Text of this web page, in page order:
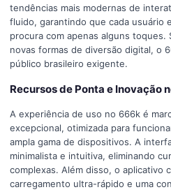
tendências mais modernas de
fluido, garantindo que cada usuário
procura com apenas alguns toques.
novas formas de diversão digital, o
público brasileiro exigente.
Recursos de Ponta e Inovação
A experiência de uso no 666k é
excepcional, otimizada para
ampla gama de dispositivos. A
minimalista e intuitiva, eliminando
complexas. Além disso, o aplicativo
carregamento ultra-rápido e uma